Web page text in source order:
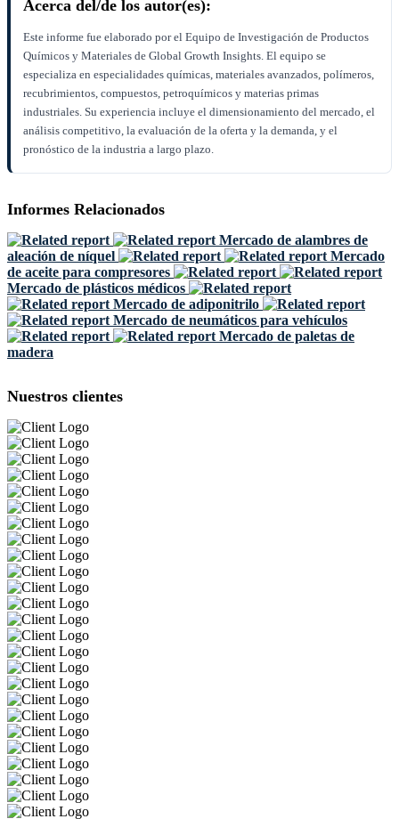
Acerca del/de los autor(es):
Este informe fue elaborado por el Equipo de Investigación de Productos
Químicos y Materiales de Global Growth Insights. El equipo se
especializa en especialidades químicas, materiales avanzados, polímeros,
recubrimientos, compuestos, petroquímicos y materias primas
industriales. Su experiencia incluye el dimensionamiento del mercado, el
análisis competitivo, la evaluación de la oferta y la demanda, y el
pronóstico de la industria a largo plazo.
Informes Relacionados
Mercado de alambres de
aleación de níquel
Mercado
de aceite para compresores
Mercado de plásticos médicos
Mercado de adiponitrilo
Mercado de neumáticos para vehículos
Mercado de paletas de
madera
Nuestros clientes